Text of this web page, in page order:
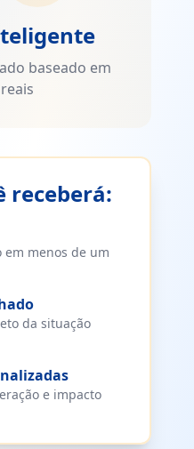
baseado em
receberá:
em menos de um
da situação
e impacto